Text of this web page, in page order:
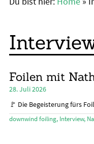
Industry
Rennen/Events
Schweiz
Foilen mit
28. Juli 2026
🚩 Die Begeisterung fürs
downwind foiling, Interview,